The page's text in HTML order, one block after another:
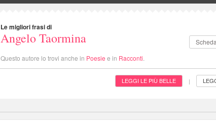
Le migliori frasi di
Angelo Taormina
Questo autore lo trovi anche in Poesie e in Racconti
LEGGI LE PIÙ BELLE |